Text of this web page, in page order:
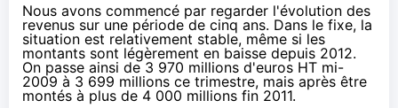
Nous avons commencé par regarder l'évolution des
revenus sur une période de cinq ans. Dans le fixe, la
situation est relativement stable, même si les
montants sont légèrement en baisse depuis 2012.
On passe ainsi de 3 970 millions d'euros HT mi-
2009 à 3 699 millions ce trimestre, mais après être
montés à plus de 4 000 millions fin 2011.